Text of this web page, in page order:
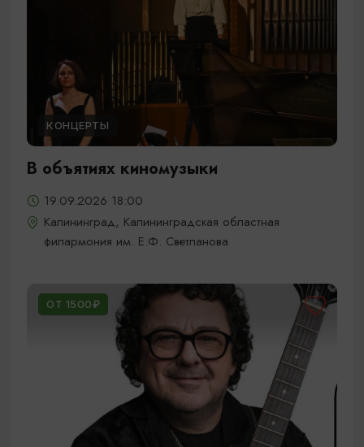
КОНЦЕРТЫ
В объятиях киномузыки
19.09.2026 18:00
Калининград, Калининградская областная
филармония им. Е.Ф. Светланова
ОТ 1500₽